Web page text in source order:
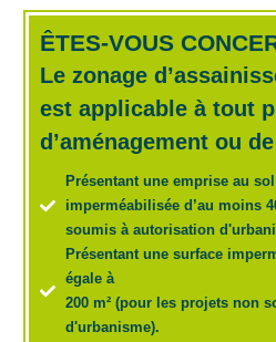
ÊTES-VOUS
Le zonage
est applicable à tout
d’aménagement ou
Présentant une emprise au
imperméabilisée d’au moins
soumis à autorisation
Présentant une surface
égale à
200 m² (pour les projets non
d'urbanisme).